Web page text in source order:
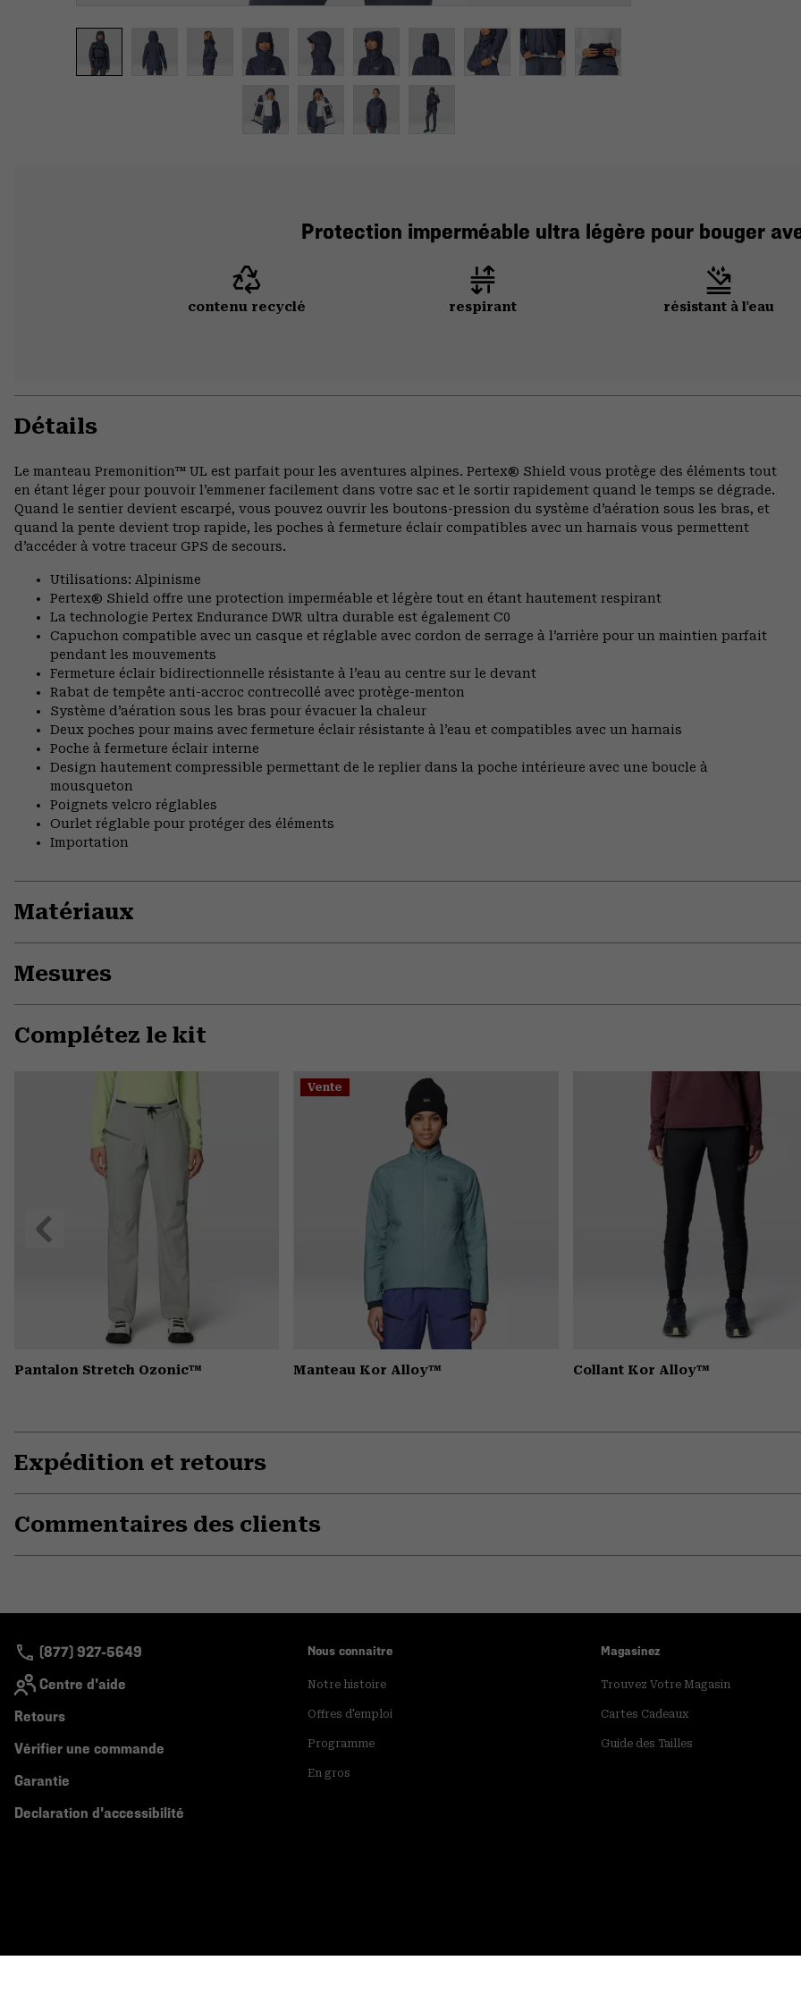
Protection imperméable ultra légère pour bouger
contenu recyclé respirant résistant à l'eau
Détails
Le manteau Premonition™ UL est parfait pour les aventures alpines. Pertex® Shield vous protège des éléments tout
en étant léger pour pouvoir l’emmener facilement dans votre sac et le sortir rapidement quand le temps se dégrade.
Quand le sentier devient escarpé, vous pouvez ouvrir les boutons-pression du système d’aération sous les bras, et
quand la pente devient trop rapide, les poches à fermeture éclair compatibles avec un harnais vous permettent
d’accéder à votre traceur GPS de secours.
Utilisations: Alpinisme
Pertex® Shield offre une protection imperméable et légère tout en étant hautement respirant
La technologie Pertex Endurance DWR ultra durable est également C0
Capuchon compatible avec un casque et réglable avec cordon de serrage à l’arrière pour un maintien parfait
pendant les mouvements
Fermeture éclair bidirectionnelle résistante à l’eau au centre sur le devant
Rabat de tempête anti-accroc contrecollé avec protège-menton
Système d’aération sous les bras pour évacuer la chaleur
Deux poches pour mains avec fermeture éclair résistante à l’eau et compatibles avec un harnais
Poche à fermeture éclair interne
Design hautement compressible permettant de le replier dans la poche intérieure avec une boucle à
mousqueton
Poignets velcro réglables
Ourlet réglable pour protéger des éléments
Importation
Matériaux
Mesures
Complétez le kit
Pantalon Stretch Ozonic™
Vente
Manteau Kor Alloy™ Collant Kor Alloy™
Précédent
Expédition et retours
Commentaires des clients
(877) 927-5649
Centre d'aide
Retours
Vérifier une commande
Garantie
Declaration d'accessibilité
Nous connaitre
Notre histoire
Offres d'emploi
Programme
En gros
Magasinez
Trouvez Votre Magasin
Cartes Cadeaux
Guide des Tailles